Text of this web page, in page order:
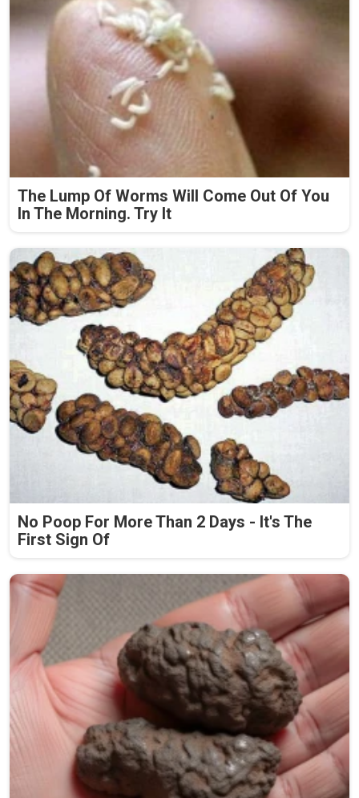
The Lump Of Worms Will Come Out Of You
In The Morning. Try It
No Poop For More Than 2 Days - It's The
First Sign Of